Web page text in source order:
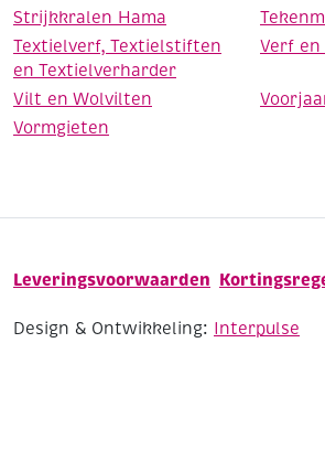
Strijkkralen Hama
Textielverf, Textielstiften
en Textielverharder
Verf
Vilt en Wolvilten
Vormgieten
Leveringsvoorwaarden
Design & Ontwikkeling: Interpulse